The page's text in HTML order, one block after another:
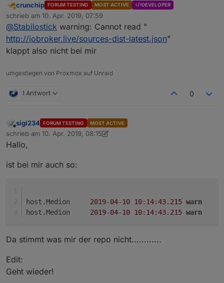
~~Stable:http://iobroker.live/sources-dist.json
Latest:http://iobroker.live/sources-dist-
latest.json~~
Die können im Admin in den Einstellungen
temporär hinterlegt werden.
Edit: 11.04.19, Standard-Links im Admin sind jetzt
wieder funktional
Abwesend
crunchip FORUM TESTING MOST ACTIVE DEVELOPER
schrieb am 10. Apr. 2019, 07:59
zuletzt editiert von
@Stabilostick warning: Cannot read "
http://iobroker.live/sources-dist-latest.json"
klappt also nicht bei mir
umgestiegen von Proxmox auf Unraid
1 Antwort 0
Online
sigi234 FORUM TESTING MOST ACTIVE
schrieb am 10. Apr. 2019, 08:15
zuletzt editiert von sigi2344. Okt. 2019, 13:46
Hallo,
ist bei mir auch so:
2019-04-10 10: 14:43.215 warn
2019-04-10 10: 14:43.215 warn
Da stimmt was mir der repo nicht............
Edit:
Geht wieder!